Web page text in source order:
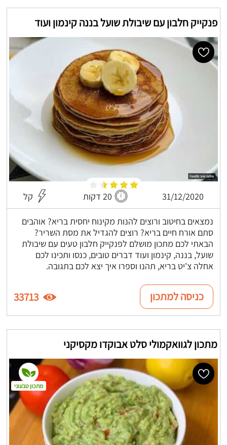
פנקייק חלבון עם שיבולת שועל בננה קינמון ועוד
31/12/2020 20 דקות קל
נמצאים בחיטוב ורוצים להנות מקינוח יחסית בריא? אוהבים
סתם אורח חיים בריא? רוצים להגדיל את מסת השריר?
הבאתי לכם מתכון מושלם לפנקייק חלבון טעים עם שיבולת
שועל, בננה, קינמון ועוד דברים טובים, כנסו ותכינו לכם
אחלה צ'יט בריא, תהנו וספרו איך יצא לכם בתגובה.
כניסה למתכון 33713
מתכון לגוואקמולי סלט אבוקדו מקסיקני
מתכון טבעוני